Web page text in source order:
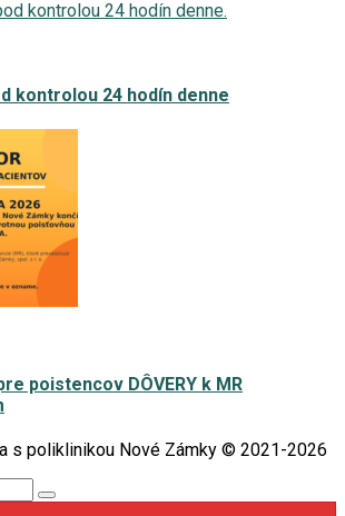
kontrolou 24 hodín denne
poistencov DÔVERY k MR
s poliklinikou Nové Zámky © 2021-2026